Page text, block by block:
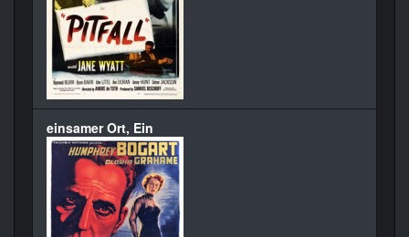
einsamer Ort, Ein